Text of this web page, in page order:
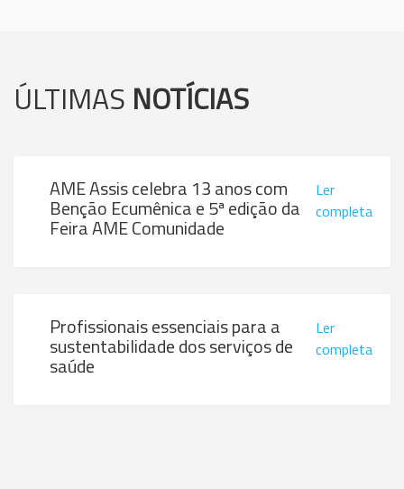
ÚLTIMAS NOTÍCIAS
AME Assis celebra 13 anos com
Benção Ecumênica e 5ª edição da
Feira AME Comunidade
Ler
completa
Profissionais essenciais para a
sustentabilidade dos serviços de
saúde
Ler
completa